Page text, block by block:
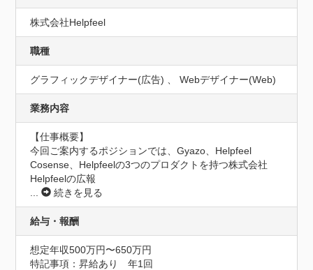
株式会社Helpfeel
職種
グラフィックデザイナー(広告) 、 Webデザイナー(Web)
業務内容
【仕事概要】
今回ご案内するポジションでは、Gyazo、Helpfeel
Cosense、Helpfeelの3つのプロダクトを持つ株式会社
Helpfeelの広報
...
続きを見る
給与・報酬
想定年収500万円〜650万円
特記事項：昇給あり　年1回